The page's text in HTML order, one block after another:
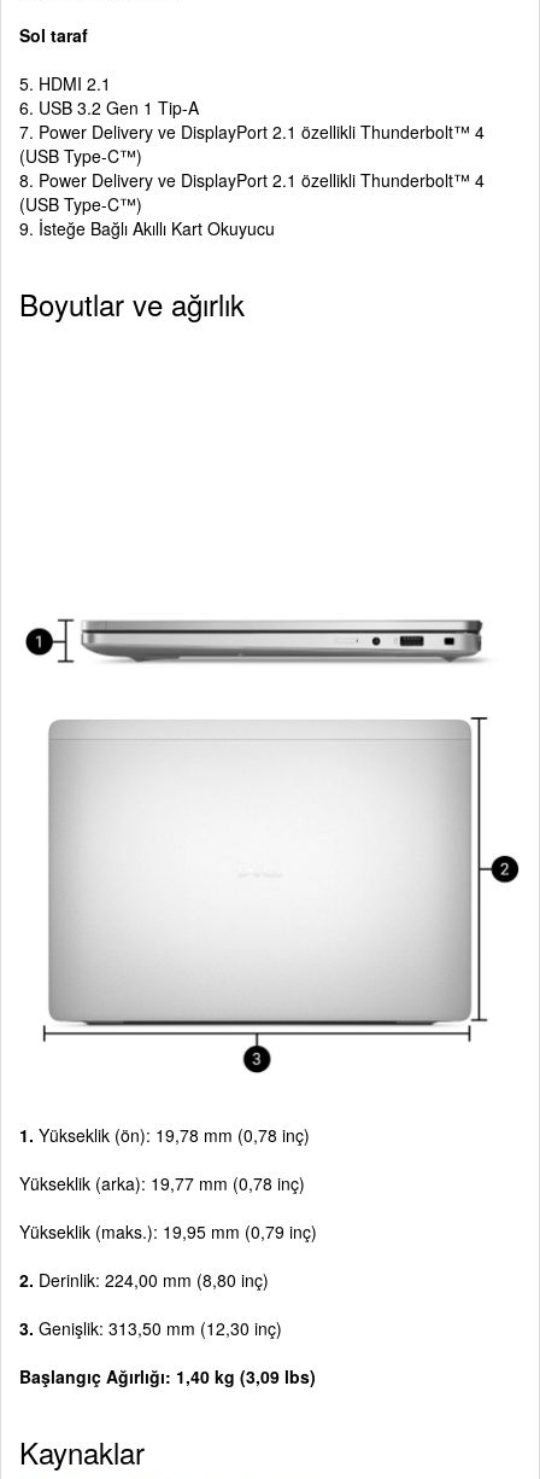
Sol taraf
5. HDMI 2.1
6. USB 3.2 Gen 1 Tip-A
7. Power Delivery ve DisplayPort 2.1 özellikli Thunderbolt™ 4
(USB Type-C™)
8. Power Delivery ve DisplayPort 2.1 özellikli Thunderbolt™ 4
(USB Type-C™)
9. İsteğe Bağlı Akıllı Kart Okuyucu
Boyutlar ve ağırlık
1. Yükseklik (ön): 19,78 mm (0,78 inç)
Yükseklik (arka): 19,77 mm (0,78 inç)
Yükseklik (maks.): 19,95 mm (0,79 inç)
2. Derinlik: 224,00 mm (8,80 inç)
3. Genişlik: 313,50 mm (12,30 inç)
Başlangıç Ağırlığı: 1,40 kg (3,09 lbs)
Kaynaklar